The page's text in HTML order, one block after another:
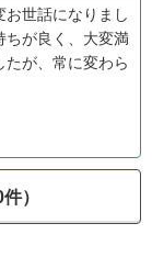
世話になりまし
ちが良く、大変満
が、常に変わら
）